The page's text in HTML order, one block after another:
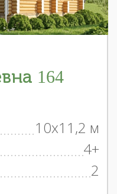
164
10x11,2 м
4+
2